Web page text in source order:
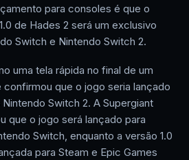
para consoles é que o
de Hades 2 será um exclusivo
Switch e Nintendo Switch 2.
uma tela rápida no final de um
confirmou que o jogo seria lançado
Switch 2. A Supergiant
que o jogo será lançado para
Switch, enquanto a versão 1.0
para Steam e Epic Games